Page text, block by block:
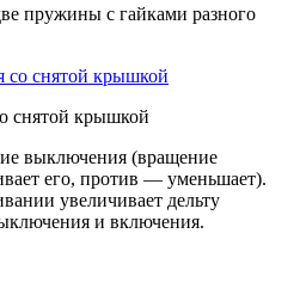
пружины с гайками разного
снятой крышкой
выключения (вращение
его, против — уменьшает).
увеличивает дельту
и включения.